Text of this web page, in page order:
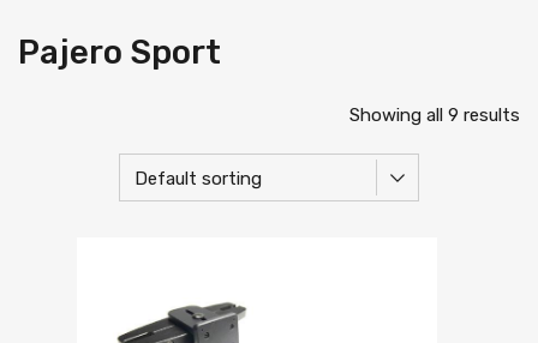
Pajero Sport
Showing all 9 results